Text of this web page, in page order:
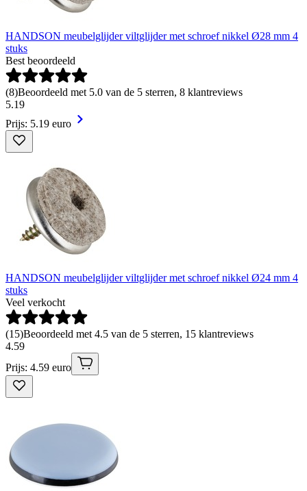
HANDSON meubelglijder viltglijder met schroef nikkel Ø28 mm 4
stuks
Best beoordeeld
(8)Beoordeeld met 5.0 van de 5 sterren, 8 klantreviews
5.19
Prijs: 5.19 euro
HANDSON meubelglijder viltglijder met schroef nikkel Ø24 mm 4
stuks
Veel verkocht
(15)Beoordeeld met 4.5 van de 5 sterren, 15 klantreviews
4.59
Prijs: 4.59 euro